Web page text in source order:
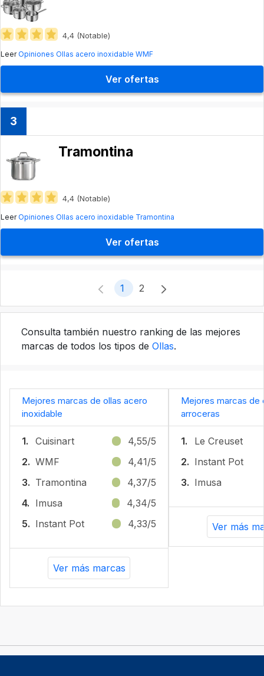
4,4 (Notable)
LeerOpiniones Ollas acero inoxidable WMF
Ver ofertas
3
Tramontina
4,4 (Notable)
LeerOpiniones Ollas acero inoxidable Tramontina
Ver ofertas
1 2
Consulta también nuestro ranking de las mejores
marcas de todos los tipos de Ollas.
Mejores marcas de ollas acero
inoxidable
1. Cuisinart
4,55/5
2. WMF
4,41/5
3. Tramontina
4,37/5
4. Imusa
4,34/5
5. Instant Pot 4,33/5
Ver más marcas
Mejores marcas de
arroceras
1.
Le Creuset
2. Instant Pot
3. Imusa
Ver más